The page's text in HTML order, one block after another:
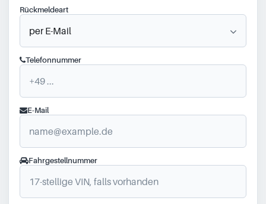
Rückmeldeart
Telefonnummer
E-Mail
Fahrgestellnummer